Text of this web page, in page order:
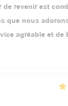
revenir est
que nous
agréable et de